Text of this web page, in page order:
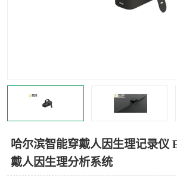
哈尔滨智能穿戴人因生理记录仪
戴人因生理分析系统
车俩